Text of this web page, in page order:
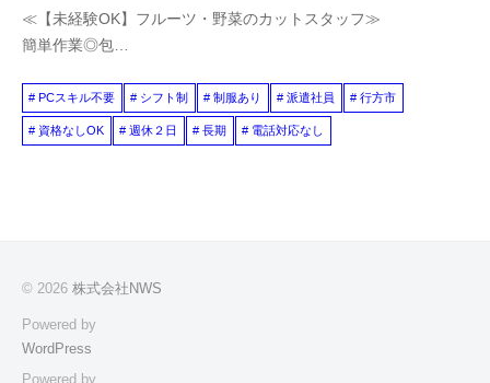
≪【未経験OK】フルーツ・野菜のカットスタッフ≫
簡単作業◎包…
PCスキル不要 シフト制 制服あり 派遣社員 行方市
資格なしOK 週休２日 長期 電話対応なし
© 2026 株式会社NWS
Powered by
WordPress
Powered by